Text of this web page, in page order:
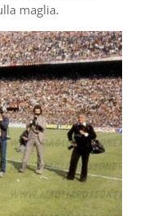
maglia.